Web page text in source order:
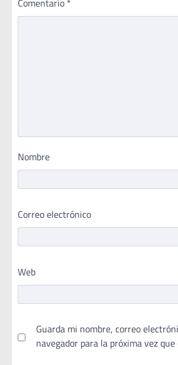
Comentario *
Nombre
Correo electrónico
Web
Guarda mi nombre, correo
navegador para la próxima vez